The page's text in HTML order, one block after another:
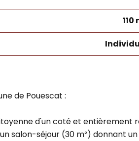
110
de Pouescat :
d'un coté et entièrement
salon-séjour (30 m²) donnant